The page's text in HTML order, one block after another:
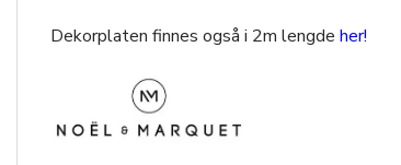
Dekorplaten finnes også i 2m lengde her!